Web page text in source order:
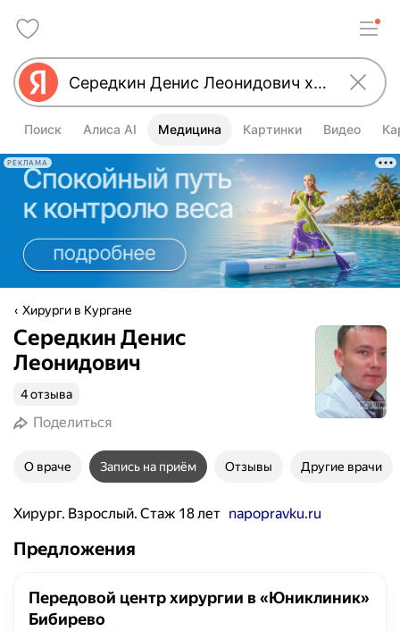
Поиск Алиса AI Медицина Картинки Видео
РЕКЛАМА
Хирурги в Кургане
Середкин Денис
Леонидович
4 отзыва
Поделиться
О враче Запись на приём Отзывы Другие врачи
Хирург. Взрослый. Стаж 18 лет napopravku.ru
Предложения
Передовой центр хирургии в «Юниклиник»
Бибирево